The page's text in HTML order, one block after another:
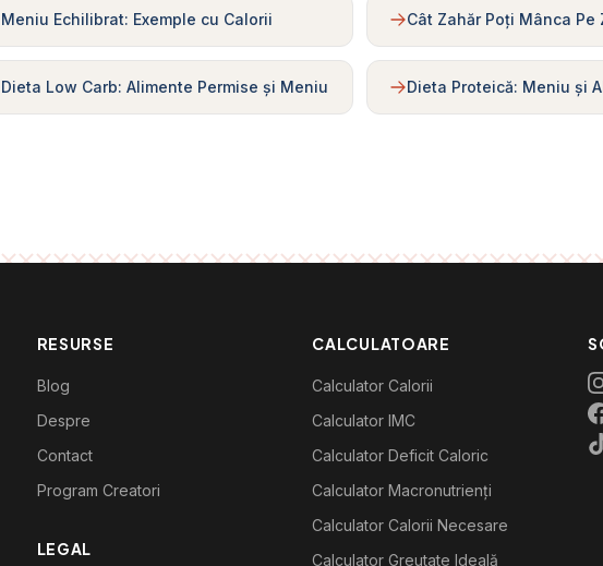
Meniu Echilibrat: Exemple cu Calorii Cât Zahăr Poți Mânca Pe
Dieta Low Carb: Alimente Permise și Meniu Dieta Proteică: Meniu și
RESURSE
Blog
Despre
Contact
Program Creatori
LEGAL
CALCULATOARE
Calculator Calorii
Calculator IMC
Calculator Deficit Caloric
Calculator Macronutrienți
Calculator Calorii Necesare
Calculator Greutate Ideală